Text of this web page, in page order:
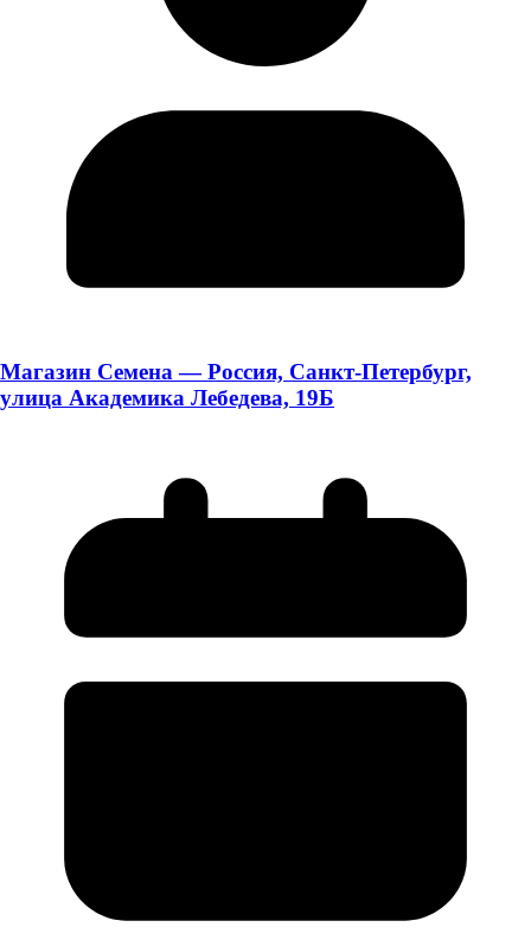
Магазин Семена — Россия, Санкт-Петербург,
улица Академика Лебедева, 19Б